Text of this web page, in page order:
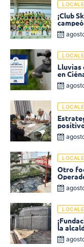
¡Club
Lluvias
en
baja
Otro
de la
la